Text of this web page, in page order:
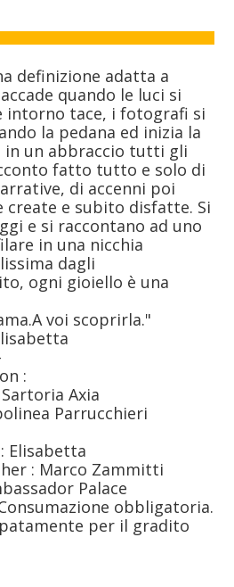
definizione adatta a
quando le luci si
intorno tace, i fotografi si
la pedana ed inizia la
in un abbraccio tutti gli
fatto tutto e solo di
di accenni poi
create e subito disfatte. Si
e si raccontano ad uno
in una nicchia
dagli
ogni gioiello è una
voi scoprirla."
:
Axia
Parrucchieri
Elisabetta
: Marco Zammitti
Palace
obbligatoria.
per il gradito